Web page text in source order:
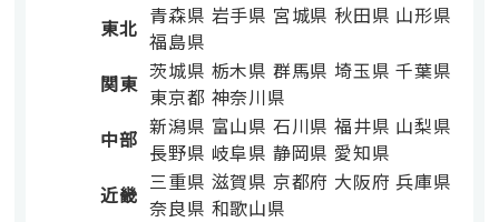
東北 青森県 岩手県 宮城県 秋田県 山形県
福島県
関東 茨城県 栃木県 群馬県 埼玉県 千葉県
東京都 神奈川県
中部 新潟県 富山県 石川県 福井県 山梨県
長野県 岐阜県 静岡県 愛知県
近畿 三重県 滋賀県 京都府 大阪府 兵庫県
奈良県 和歌山県